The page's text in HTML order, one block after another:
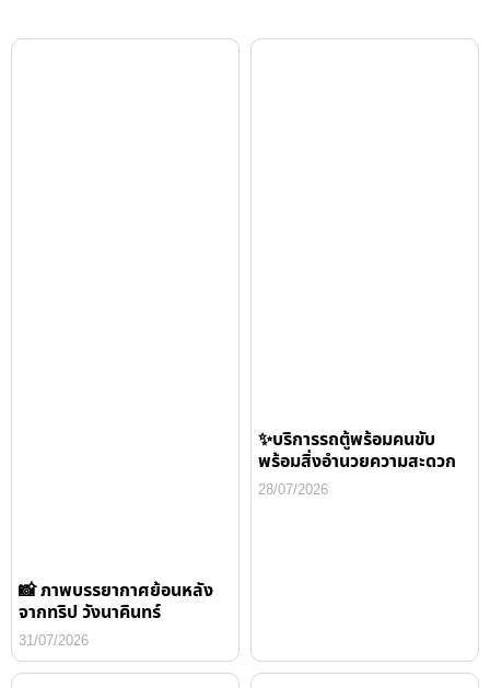
📸 ภาพบรรยากาศย้อนหลัง
จากทริป วังนาคินทร์
31/07/2026
✨บริการรถตู้พร้อมคนขับ
พร้อมสิ่งอำนวยความสะดวก
28/07/2026